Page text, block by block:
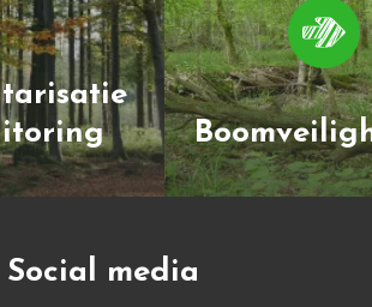
Social media